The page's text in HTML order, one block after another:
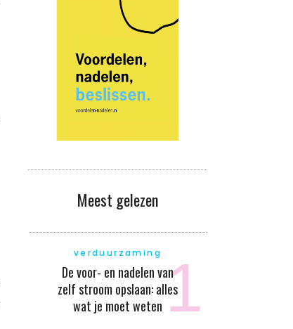
Meest gelezen
verduurzaming
De voor- en nadelen van
zelf stroom opslaan: alles
wat je moet weten